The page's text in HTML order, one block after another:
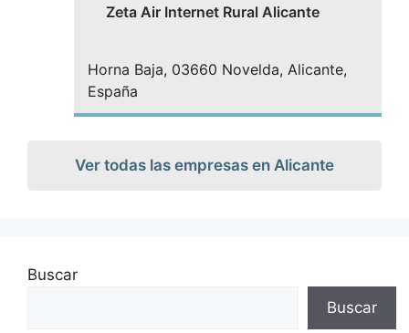
Zeta Air Internet Rural Alicante
Horna Baja, 03660 Novelda, Alicante,
España
Ver todas las empresas en Alicante
Buscar
Buscar